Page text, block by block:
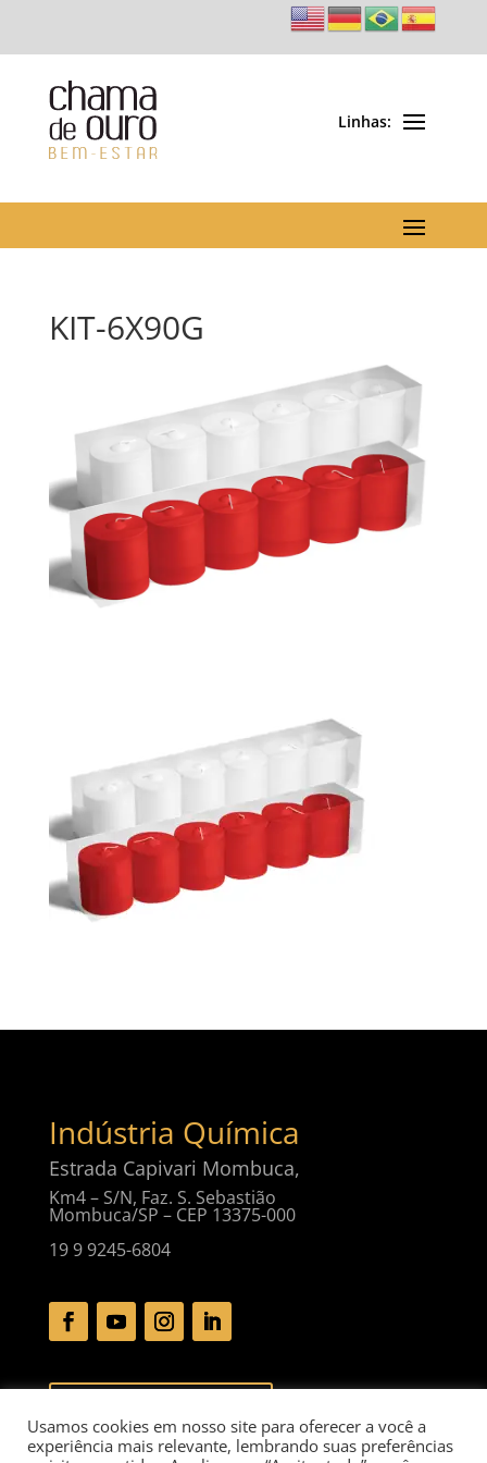
KIT-6X90G
Indústria Química
Estrada Capivari Mombuca,
Km4 – S/N, Faz. S. Sebastião
Mombuca/SP – CEP 13375-000
19 9 9245-6804
Usamos cookies em nosso site para oferecer a você a
experiência mais relevante, lembrando suas preferências